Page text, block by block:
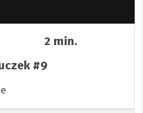
2 min.
#9